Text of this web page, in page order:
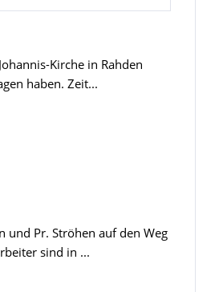
Kirche in Rahden
haben. Zeit...
und Pr. Ströhen auf den Weg
sind in ...